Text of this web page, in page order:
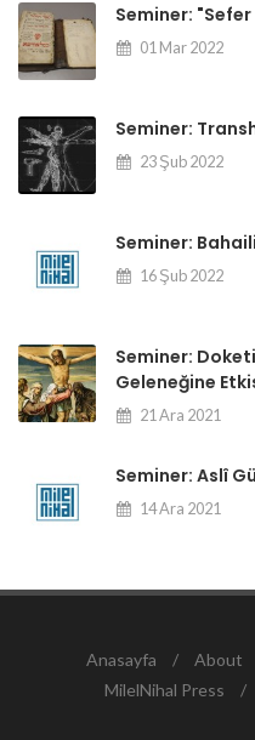
Seminer:
01 Mar 2022
Seminer:
23 Şub 2022
Seminer:
16 Şub 2022
Seminer:
Geleneğine
21 Ara 2021
Seminer: Aslî
14 Ara 2021
Anasayfa / About
MilelNihal Press
/